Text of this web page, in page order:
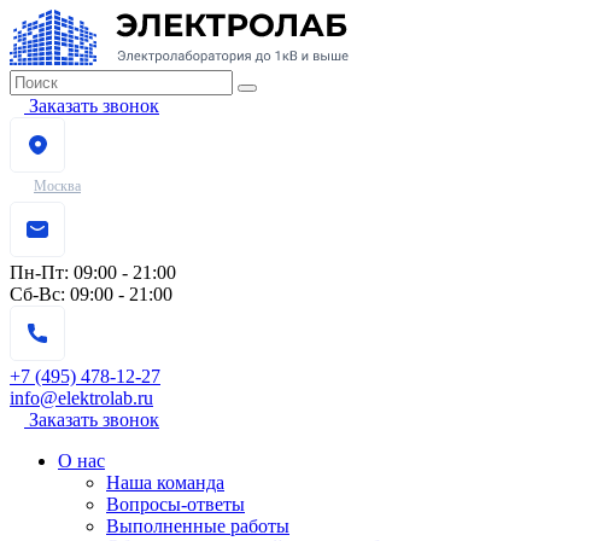
Заказать звонок
Москва
Пн-Пт: 09:00 - 21:00
Сб-Вс: 09:00 - 21:00
+7 (495) 478-12-27
info@elektrolab.ru
Заказать звонок
О нас
Наша команда
Вопросы-ответы
Выполненные работы